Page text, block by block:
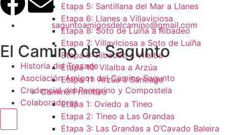
Etapa 5: Santillana del Mar a Llanes
Etapa 6: Llanes a Villaviciosa
Etapa 8: Soto de Luiña a Ribadeo
Etapa 7: Villaviciosa a Soto de Luiña
Etapa 9: Ribadeo a Vilalba
Etapa 10: Vilalba a Arzúa
Etapa 11: Arzúa a Santiago
Camino Primitivo
Etapa 1: Oviedo a Tineo
Etapa 2: Tineo a Las Grandas
Etapa 3: Las Grandas a O’Cavado Baleira
saguntoamigosdelcamino@gmail.com
El Camino de Sagunto
Historia del Trazado
Asociación Amigos del Camino Sagunto
Credencial del Peregrino y Compostela
Colaboradores
Menú conmutador hamburguesa